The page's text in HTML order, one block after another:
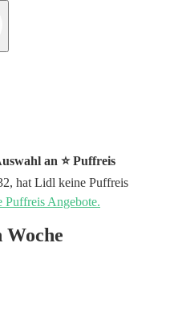
an ⭐️ Puffreis
hat Lidl keine Puffreis
Puffreis Angebote.
Woche